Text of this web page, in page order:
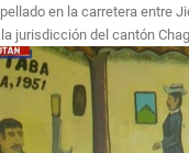
en la carretera entre
jurisdicción del cantón